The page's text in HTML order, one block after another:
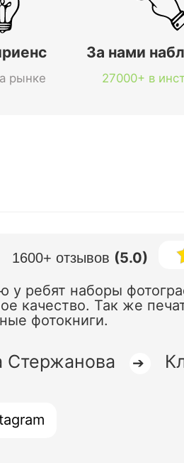
рынке
За нами
27000+ в
1600+ отзывов (5.0)
у ребят наборы
качество. Так же
фотокниги.
➔